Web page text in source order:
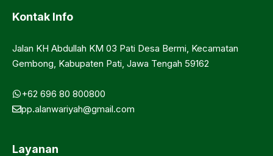
Kontak Info
Jalan KH Abdullah KM 03 Pati Desa Bermi, Kecamatan
Gembong, Kabupaten Pati, Jawa Tengah 59162
+62 696 80 800800
pp.alanwariyah@gmail.com
Layanan